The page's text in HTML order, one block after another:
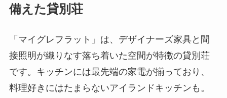
備えた貸別荘
「マイグレフラット」は、デザイナーズ家具と間
接照明が織りなす落ち着いた空間が特徴の貸別荘
です。キッチンには最先端の家電が揃っており、
料理好きにはたまらないアイランドキッチンも。